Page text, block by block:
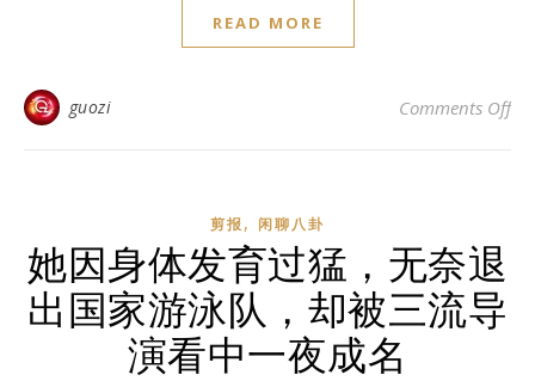
READ MORE
guozi Comments Offon
剪报, 闲聊八卦
她因身体发育过猛，无奈退
出国家游泳队，却被三流导
演看中一夜成名